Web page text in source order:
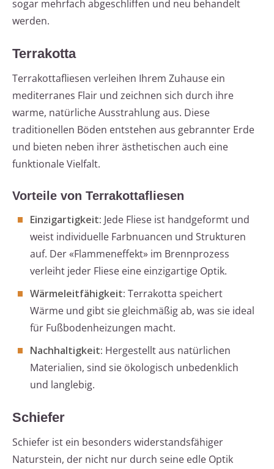
sogar mehrfach abgeschliffen und neu behandelt
werden.
Terrakotta
Terrakottafliesen verleihen Ihrem Zuhause ein
mediterranes Flair und zeichnen sich durch ihre
warme, natürliche Ausstrahlung aus. Diese
traditionellen Böden entstehen aus gebrannter Erde
und bieten neben ihrer ästhetischen auch eine
funktionale Vielfalt.
Vorteile von Terrakottafliesen
Einzigartigkeit: Jede Fliese ist handgeformt und
weist individuelle Farbnuancen und Strukturen
auf. Der «Flammeneffekt» im Brennprozess
verleiht jeder Fliese eine einzigartige Optik.
Wärmeleitfähigkeit: Terrakotta speichert
Wärme und gibt sie gleichmäßig ab, was sie ideal
für Fußbodenheizungen macht.
Nachhaltigkeit: Hergestellt aus natürlichen
Materialien, sind sie ökologisch unbedenklich
und langlebig.
Schiefer
Schiefer ist ein besonders widerstandsfähiger
Naturstein, der nicht nur durch seine edle Optik